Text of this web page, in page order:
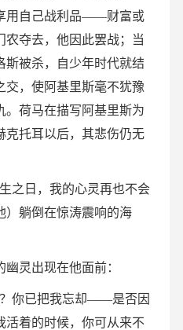
用自己战利品——财富或
夺去，他因此罢战；当
斯被杀，自少年时代就结
交，使阿基里斯毫不犹豫
。荷马在描写阿基里斯为
克托耳以后，其悲伤仍无
之日，我的心灵再也不会
躺倒在惊涛震响的海
灵出现在他面前：
你已把我忘却——是否因
活着的时候，你可从来不